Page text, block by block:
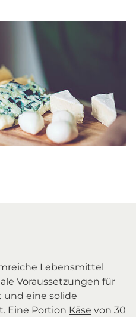
Lebensmittel
Voraussetzungen für
eine solide
Eine Portion Käse von 30